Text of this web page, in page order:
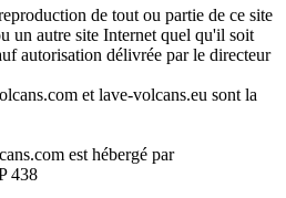
de tout ou partie de ce site
un autre site Internet quel qu'il soit
autorisation délivrée par le directeur
et lave-volcans.eu sont la
est hébergé par
438